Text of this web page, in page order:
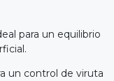
para un equilibrio
un control de viruta